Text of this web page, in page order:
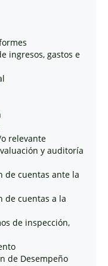
ingresos, gastos e
relevante
y auditoría
de cuentas ante la
de cuentas a la
de inspección,
de Desempeño